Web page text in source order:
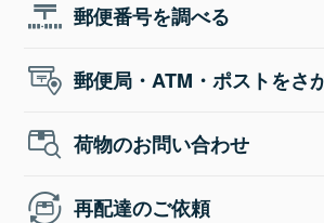
郵便番号を調べる
郵便局・ATM・ポストをさ
荷物のお問い合わせ
再配達のご依頼